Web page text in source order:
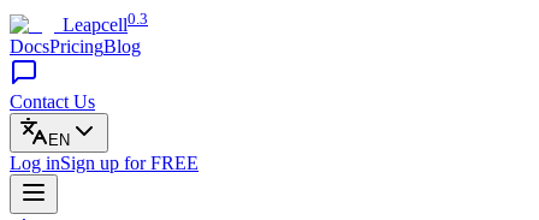
Leapcell0.3
DocsPricingBlog
Contact Us
EN
Log inSign up for FREE